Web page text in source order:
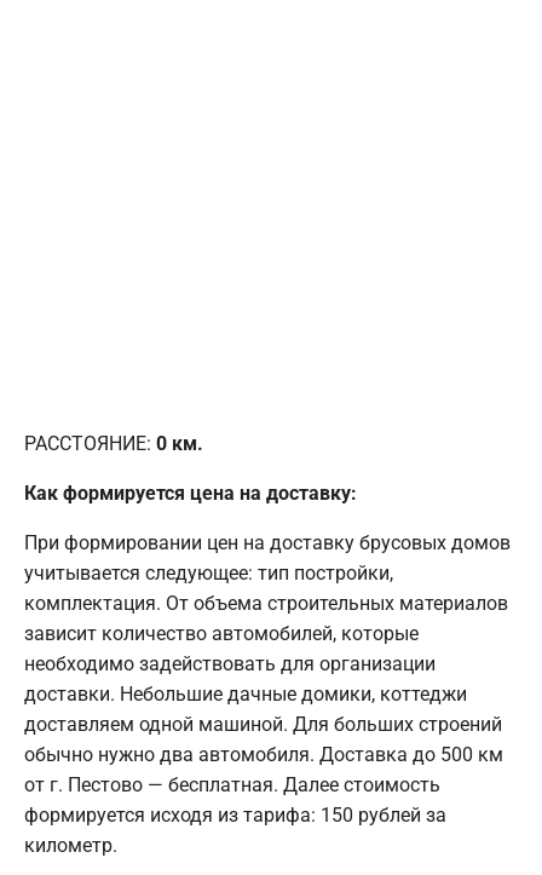
РАССТОЯНИЕ: 0 км.
Как формируется цена на доставку:
При формировании цен на доставку брусовых домов
учитывается следующее: тип постройки,
комплектация. От объема строительных материалов
зависит количество автомобилей, которые
необходимо задействовать для организации
доставки. Небольшие дачные домики, коттеджи
доставляем одной машиной. Для больших строений
обычно нужно два автомобиля. Доставка до 500 км
от г. Пестово — бесплатная. Далее стоимость
формируется исходя из тарифа: 150 рублей за
километр.